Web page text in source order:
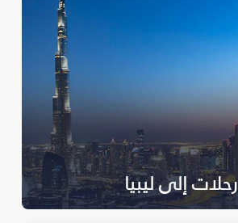
رحلات إلى ليبيا